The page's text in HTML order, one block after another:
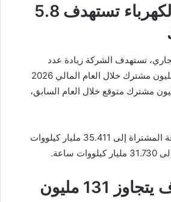
القناة لتوزيع الكهرباء تستهدف 5.8
تستهدف الشركة زيادة عدد
المشتركين إلى 5.802 مليون مشترك خلال العام المالي 2026
مقابل 5.667 مليون مشترك متوقع خلال العام السابق،
كما تستهدف زيادة الطاقة المشتراة إلى 35.411 مليار كيلووات
فائض مستهدف يتجاوز 131 مليون